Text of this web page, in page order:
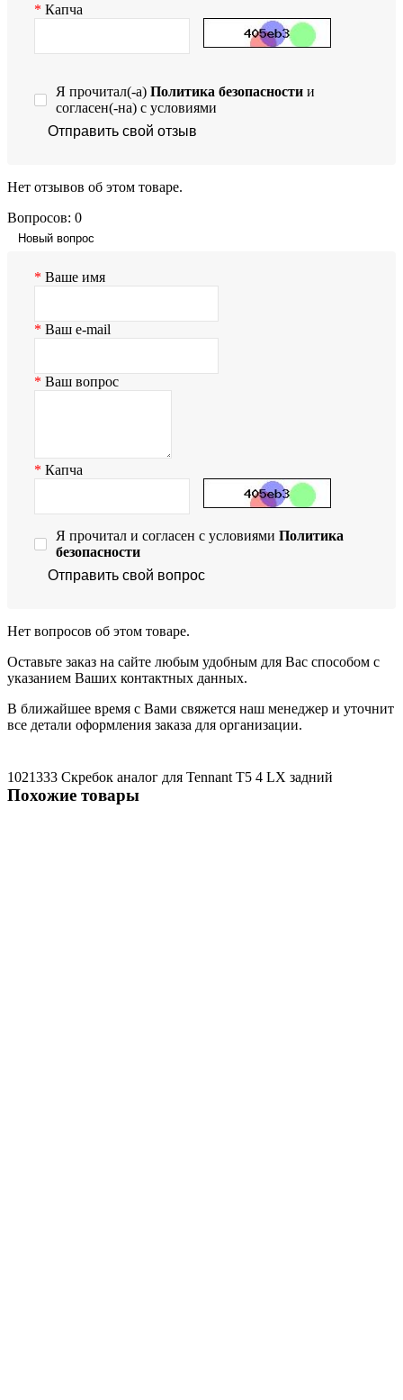
Капча
Я прочитал(-а) Политика безопасности и
согласен(-на) с условиями
Отправить свой отзыв
Нет отзывов об этом товаре.
Вопросов: 0
Новый вопрос
Ваше имя
Ваш e-mail
Ваш вопрос
Капча
Я прочитал и согласен с условиями Политика
безопасности
Отправить свой вопрос
Нет вопросов об этом товаре.
Оставьте заказ на сайте любым удобным для Вас способом с
указанием Ваших контактных данных.
В ближайшее время с Вами свяжется наш менеджер и уточнит
все детали оформления заказа для организации.
1021333 Скребок аналог для Tennant Т5 4 LX задний
Похожие товары